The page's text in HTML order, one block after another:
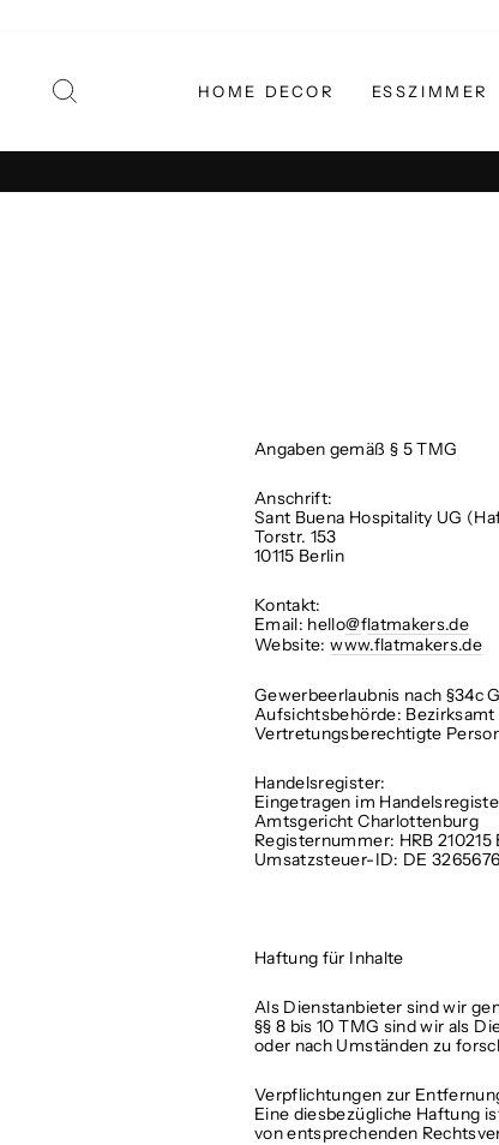
HOME DECOR ESSZIMMER
Angaben gemäß § 5 TMG
Anschrift:
Sant Buena Hospitality UG
Torstr. 153
10115 Berlin
Kontakt:
Email: hello@flatmakers.de
Website:www.flatmakers.de
Gewerbeerlaubnis nach §34c
Aufsichtsbehörde: Bezirksamt
Vertretungsberechtigte
Handelsregister:
Eingetragen im
Amtsgericht Charlottenburg
Registernummer: HRB 210215
Umsatzsteuer-ID: DE
Haftung für Inhalte
Als Dienstanbieter sind wir
§§ 8 bis 10 TMG sind wir als
oder nach Umständen zu
Verpflichtungen zur
Eine diesbezügliche Haftung
von entsprechenden